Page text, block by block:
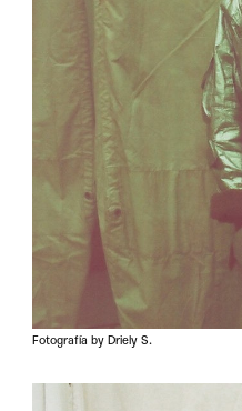
Fotografía by Driely S.